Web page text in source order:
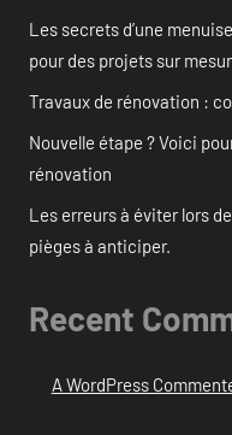
Les secrets d’une
pour des projets sur
Travaux de rénovation :
Nouvelle étape ? Voici
rénovation
Les erreurs à éviter lors
pièges à anticiper.
Recent
A WordPress